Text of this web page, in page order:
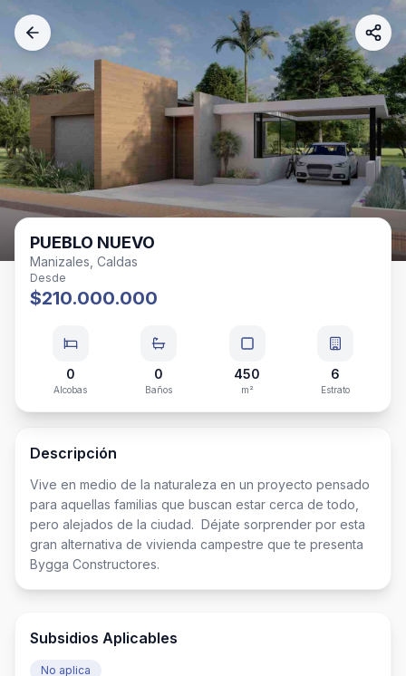
PUEBLO NUEVO
Manizales, Caldas
Desde
$210.000.000
0
Alcobas
0
Baños
450
m²
6
Estrato
Descripción
Vive en medio de la naturaleza en un proyecto pensado
para aquellas familias que buscan estar cerca de todo,
pero alejados de la ciudad.  Déjate sorprender por esta
gran alternativa de vivienda campestre que te presenta
Bygga Constructores.
Subsidios Aplicables
No aplica